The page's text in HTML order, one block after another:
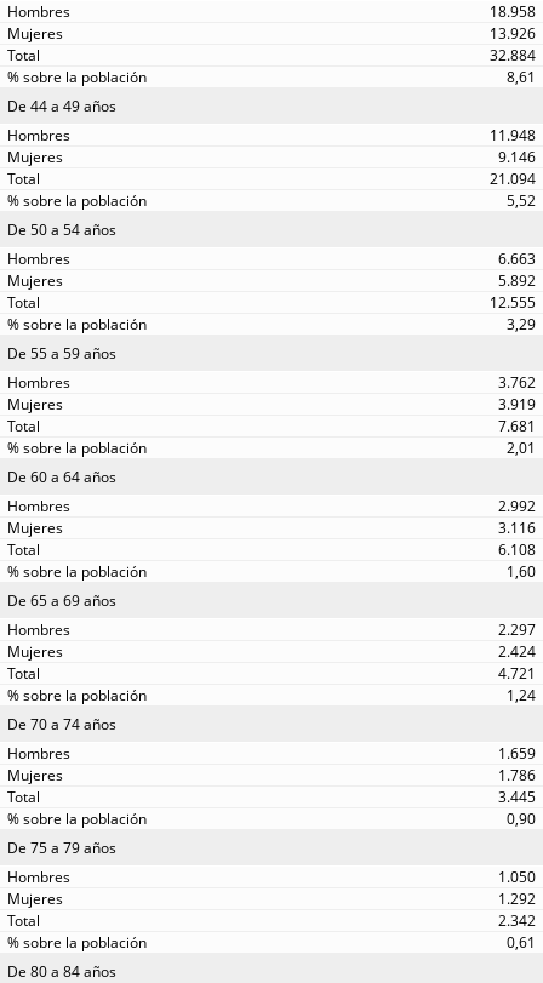
18.958
13.926
32.884
8,61
De 44 a 49 años
11.948
9.146
21.094
5,52
De 50 a 54 años
6.663
5.892
12.555
3,29
De 55 a 59 años
3.762
3.919
7.681
2,01
De 60 a 64 años
2.992
3.116
6.108
1,60
De 65 a 69 años
2.297
2.424
4.721
1,24
De 70 a 74 años
1.659
1.786
3.445
0,90
De 75 a 79 años
1.050
1.292
2.342
0,61
De 80 a 84 años